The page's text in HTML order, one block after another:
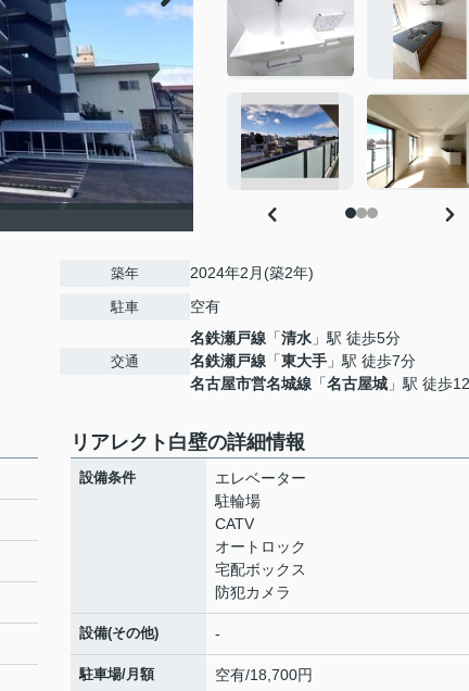
築年 2024年2月(築2年)
駐車 空有
交通
名鉄瀬戸線 「清水 」駅 徒歩5分
名鉄瀬戸線 「東大手 」駅 徒歩7分
名古屋市営名城線 「名古屋城 」駅 徒歩
リアレクト白壁の詳細情報
設備条件
エレベーター
駐輪場
CATV
オートロック
宅配ボックス
防犯カメラ
設備(その他) -
駐車場/月額 空有/18,700円